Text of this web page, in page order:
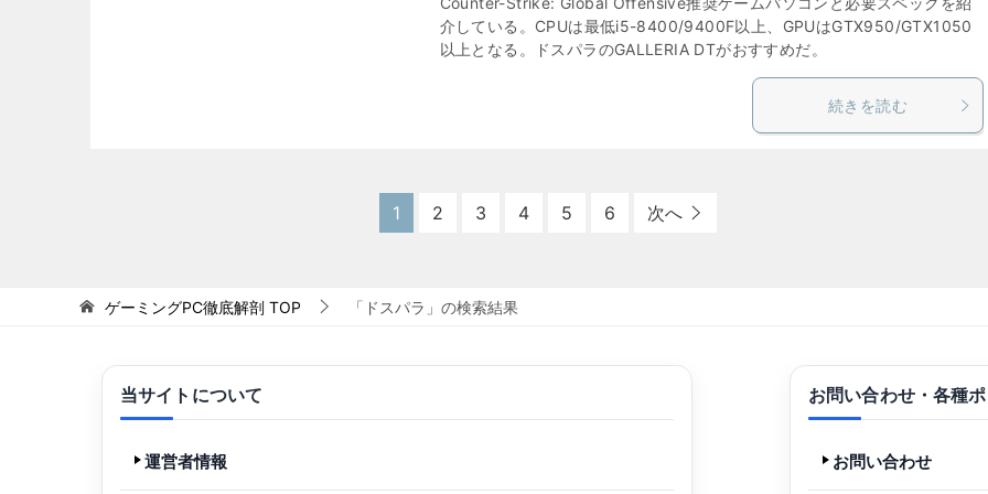
介している。CPUは最低i5-8400/9400F以上、GPUはGTX950/GTX1050
以上となる。ドスパラのGALLERIA DTがおすすめだ。
続きを読む
1 2 3 4 5 6 次へ
ゲーミングPC徹底解剖 TOP 「ドスパラ」の検索結果
当サイトについて
運営者情報
お問い合わせ・各種
お問い合わせ